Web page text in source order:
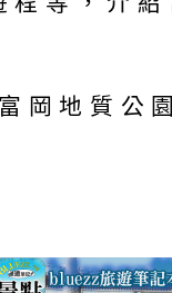
岡地質公